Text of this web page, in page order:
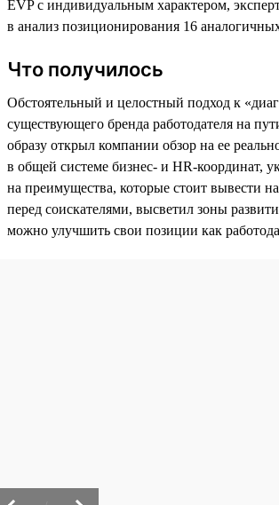
EVP с индивидуальным характером,
в анализ позиционирования 16
Что получилось
Обстоятельный и целостный подход к
существующего бренда работодателя на
образу открыл компании обзор на ее
в общей системе бизнес- и HR-координат,
на преимущества, которые стоит вывести
перед соискателями, высветил зоны
можно улучшить свои позиции как